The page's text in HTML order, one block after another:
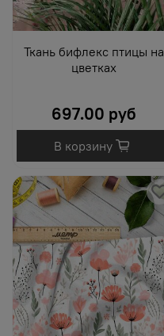
Ткань бифлекс птицы на
цветках
697.00 руб
В корзину